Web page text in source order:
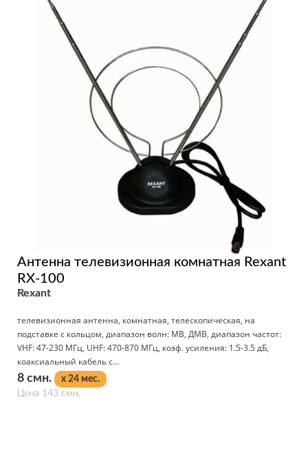
Антенна телевизионная комнатная Rexant
RX-100
Rexant
телевизионная антенна, комнатная, телескопическая, на
подставке с кольцом, диапазон волн: МВ, ДМВ, диапазон частот:
VHF: 47-230 МГц, UHF: 470-870 МГц, коэф. усиления: 1.5-3.5 дБ,
коаксиальный кабель с...
8 смн.
x 24 мес.
Цена 143 смн.